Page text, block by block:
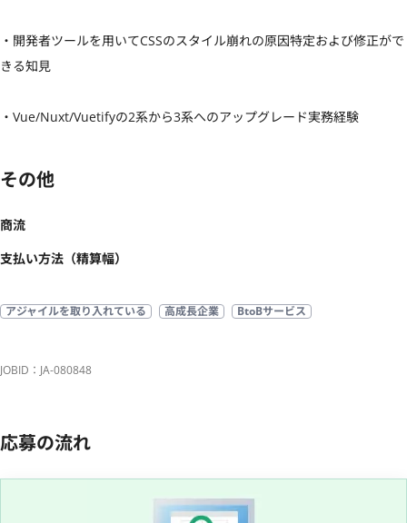
・開発者ツールを用いてCSSのスタイル崩れの原因特定および修正がで
きる知見
・Vue/Nuxt/Vuetifyの2系から3系へのアップグレード実務経験
その他
商流
支払い方法（精算幅）
アジャイルを取り入れている 高成長企業 BtoBサービス
JOBID：JA-080848
応募の流れ